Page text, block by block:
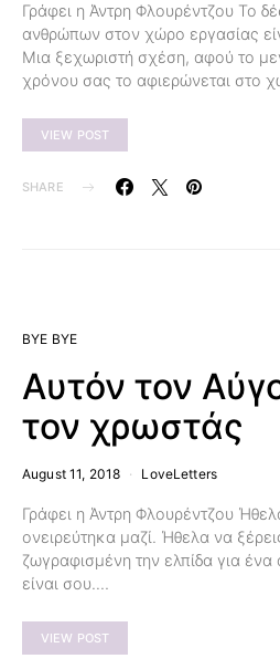
Γράφει η Άντρη Φλουρέντζου Το
ανθρώπων στον χώρο εργασίας
Μια ξεχωριστή σχέση, αφού το
χρόνου σας το αφιερώνεται στο
VIEW POST
SHARE
BYE BYE
Αυτόν τον
τον χρωστάς
August 11, 2018 LoveLetters
Γράφει η Άντρη Φλουρέντζου
ονειρεύτηκα μαζί. Ήθελα να
ζωγραφισμένη την ελπίδα για
είναι σου.…
VIEW POST